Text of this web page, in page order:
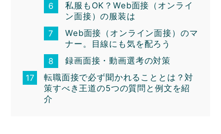
私服もOK？Web面接（オンライ
ン面接）の服装は
Web面接（オンライン面接）のマ
ナー。目線にも気を配ろう
録画面接・動画選考の対策
転職面接で必ず聞かれることとは？対
策すべき王道の5つの質問と例文を紹
介